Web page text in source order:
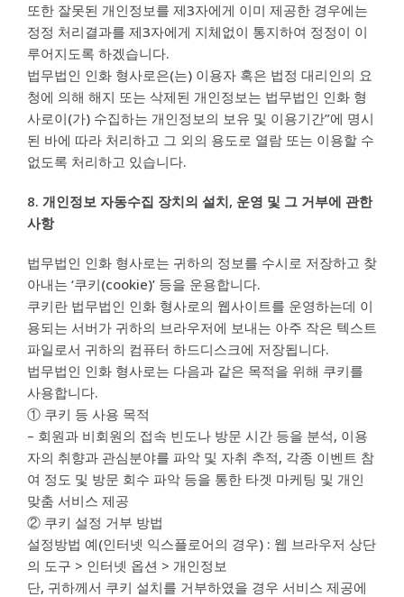
또한 잘못된 개인정보를 제3자에게 이미 제공한 경우에는
정정 처리결과를 제3자에게 지체없이 통지하여 정정이 이
루어지도록 하겠습니다.
법무법인 인화 형사로은(는) 이용자 혹은 법정 대리인의 요
청에 의해 해지 또는 삭제된 개인정보는 법무법인 인화 형
사로이(가) 수집하는 개인정보의 보유 및 이용기간”에 명시
된 바에 따라 처리하고 그 외의 용도로 열람 또는 이용할 수
없도록 처리하고 있습니다.
8. 개인정보 자동수집 장치의 설치, 운영 및 그 거부에 관한
사항
법무법인 인화 형사로는 귀하의 정보를 수시로 저장하고 찾
아내는 ‘쿠키(cookie)’ 등을 운용합니다.
쿠키란 법무법인 인화 형사로의 웹사이트를 운영하는데 이
용되는 서버가 귀하의 브라우저에 보내는 아주 작은 텍스트
파일로서 귀하의 컴퓨터 하드디스크에 저장됩니다.
법무법인 인화 형사로는 다음과 같은 목적을 위해 쿠키를
사용합니다.
① 쿠키 등 사용 목적
– 회원과 비회원의 접속 빈도나 방문 시간 등을 분석, 이용
자의 취향과 관심분야를 파악 및 자취 추적, 각종 이벤트 참
여 정도 및 방문 회수 파악 등을 통한 타겟 마케팅 및 개인
맞춤 서비스 제공
② 쿠키 설정 거부 방법
설정방법 예(인터넷 익스플로어의 경우) : 웹 브라우저 상단
의 도구 > 인터넷 옵션 > 개인정보
단, 귀하께서 쿠키 설치를 거부하였을 경우 서비스 제공에